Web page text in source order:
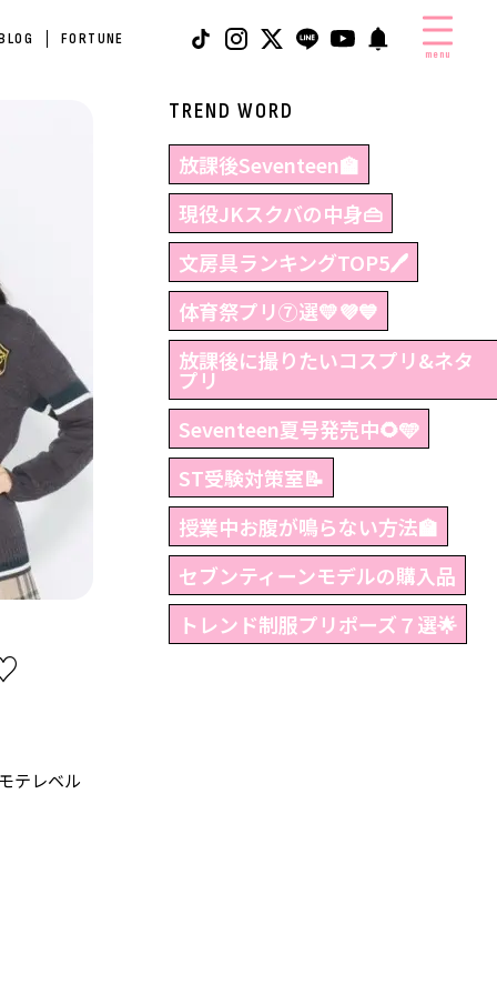
FORTUNE
menu
テレベル
TREND WORD
放課後Seventeen🏫
現役JKスクバの中身👜
文房具ランキングTOP5🖊
体育祭プリ⑦選💛💜💙
放課後に撮りたいコスプリ&ネタ
プリ
Seventeen夏号発売中🌻🩵
ST受験対策室📝
授業中お腹が鳴らない方法🏫
セブンティーンモデルの購入品
トレンド制服プリポーズ７選🌟